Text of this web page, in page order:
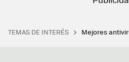
TEMAS DE INTERÉS Mejores